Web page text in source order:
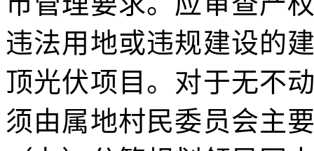
违法用地或违规建设的
顶光伏项目。对于无不
须由属地村民委员会主